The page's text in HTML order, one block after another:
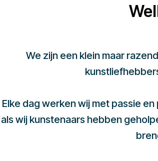
We zijn een klein maar
Elke dag werken wij met passie
als wij kunstenaars hebben